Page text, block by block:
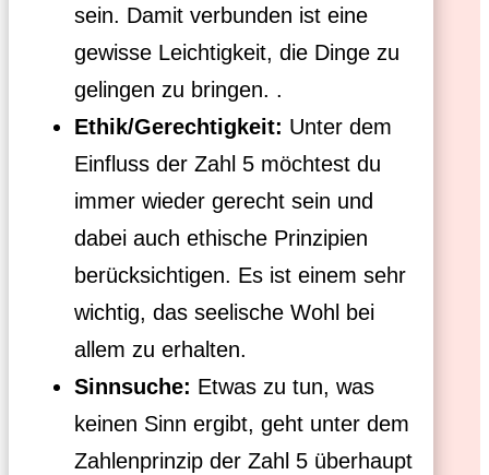
sein. Damit verbunden ist eine
gewisse Leichtigkeit, die Dinge zu
gelingen zu bringen. .
Ethik/Gerechtigkeit: Unter dem
Einfluss der Zahl 5 möchtest du
immer wieder gerecht sein und
dabei auch ethische Prinzipien
berücksichtigen. Es ist einem sehr
wichtig, das seelische Wohl bei
allem zu erhalten.
Sinnsuche: Etwas zu tun, was
keinen Sinn ergibt, geht unter dem
Zahlenprinzip der Zahl 5 überhaupt